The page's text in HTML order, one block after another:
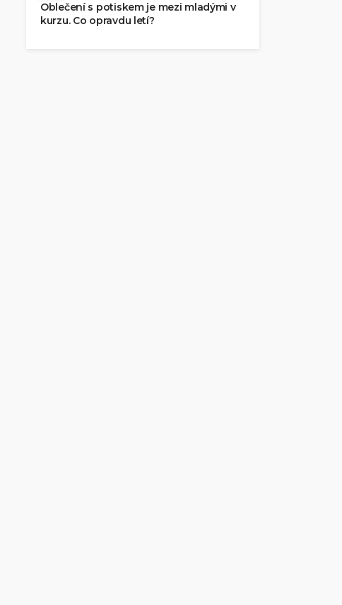
Oblečení s potiskem je mezi mladými v
kurzu. Co opravdu letí?